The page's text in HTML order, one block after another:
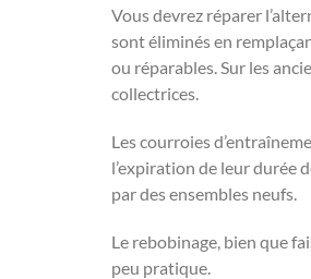
Vous devrez réparer
sont éliminés en
ou réparables. Sur les
collectrices.
Les courroies
l’expiration de leur durée
par des ensembles neufs.
Le rebobinage, bien que
peu pratique.